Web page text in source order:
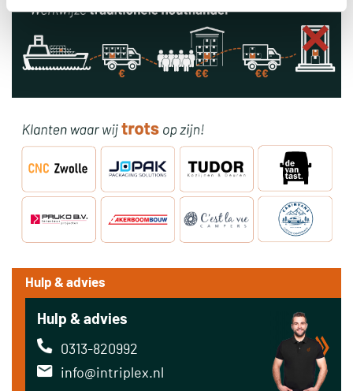
Hulp & advies
Hulp & advies
0313-820992
info@intriplex.nl